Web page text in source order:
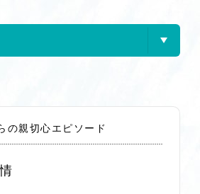
の親切心エピソード